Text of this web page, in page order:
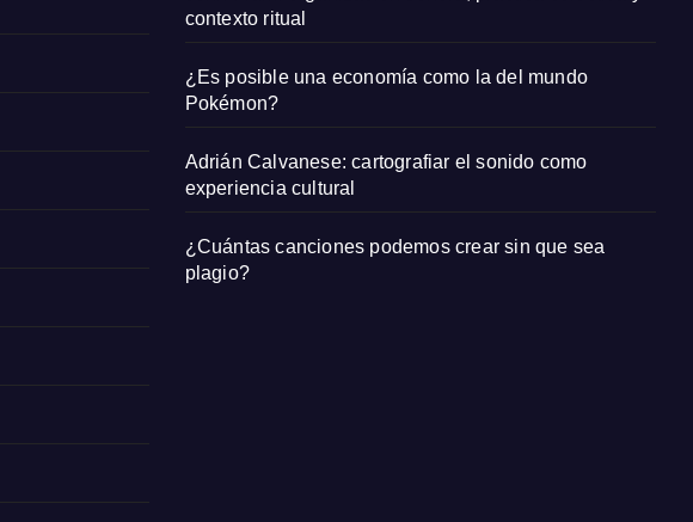
contexto ritual
¿Es posible una economía como la del mundo
Pokémon?
Adrián Calvanese: cartografiar el sonido como
experiencia cultural
¿Cuántas canciones podemos crear sin que sea
plagio?